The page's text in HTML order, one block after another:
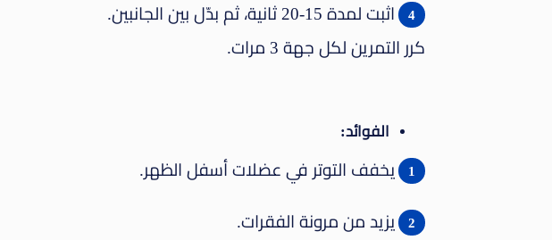
اثبت لمدة 15-20 ثانية، ثم بدّل بين الجانبين.
كرر التمرين لكل جهة 3 مرات.
الفوائد:
يخفف التوتر في عضلات أسفل الظهر.
يزيد من مرونة الفقرات.